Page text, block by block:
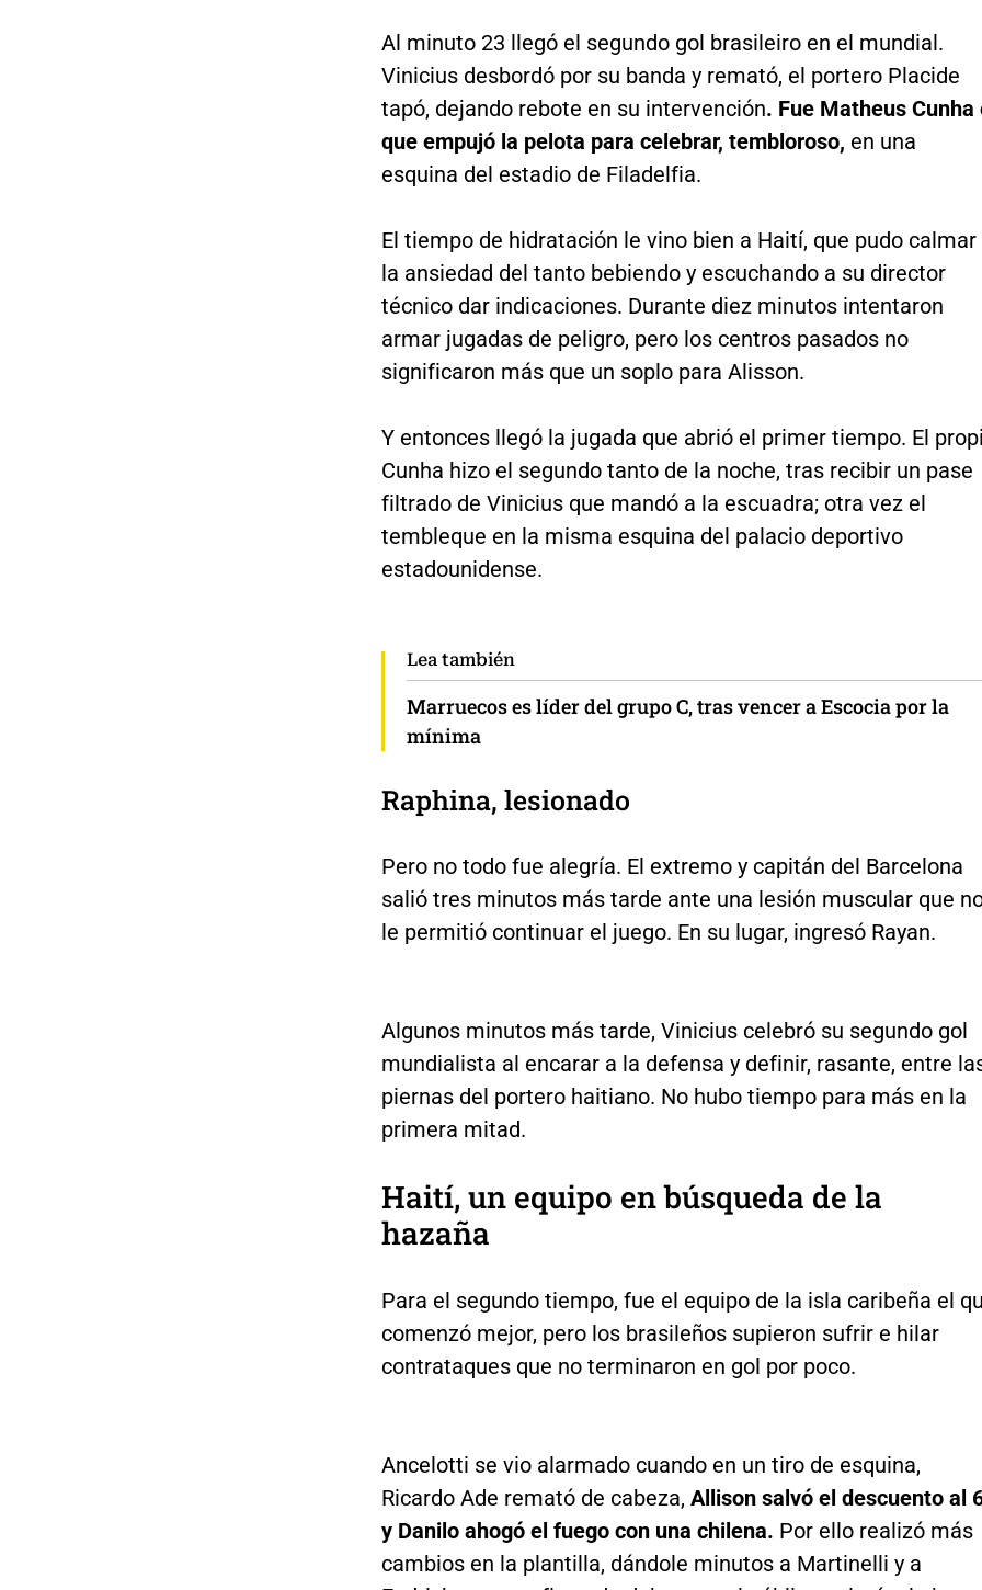
Al minuto 23 llegó el segundo gol brasileiro en el mundial.
Vinicius desbordó por su banda y remató, el portero Placide
tapó, dejando rebote en su intervención. Fue Matheus Cunha
que empujó la pelota para celebrar, tembloroso, en una
esquina del estadio de Filadelfia.
El tiempo de hidratación le vino bien a Haití, que pudo calmar
la ansiedad del tanto bebiendo y escuchando a su director
técnico dar indicaciones. Durante diez minutos intentaron
armar jugadas de peligro, pero los centros pasados no
significaron más que un soplo para Alisson.
Y entonces llegó la jugada que abrió el primer tiempo. El
Cunha hizo el segundo tanto de la noche, tras recibir un pase
filtrado de Vinicius que mandó a la escuadra; otra vez el
tembleque en la misma esquina del palacio deportivo
estadounidense.
Lea también
Marruecos es líder del grupo C, tras vencer a Escocia por la
mínima
Raphina, lesionado
Pero no todo fue alegría. El extremo y capitán del Barcelona
salió tres minutos más tarde ante una lesión muscular que
le permitió continuar el juego. En su lugar, ingresó Rayan.
Algunos minutos más tarde, Vinicius celebró su segundo gol
mundialista al encarar a la defensa y definir, rasante, entre
piernas del portero haitiano. No hubo tiempo para más en la
primera mitad.
Haití, un equipo en búsqueda de la
hazaña
Para el segundo tiempo, fue el equipo de la isla caribeña el
comenzó mejor, pero los brasileños supieron sufrir e hilar
contrataques que no terminaron en gol por poco.
Ancelotti se vio alarmado cuando en un tiro de esquina,
Ricardo Ade remató de cabeza, Allison salvó el descuento al
y Danilo ahogó el fuego con una chilena. Por ello realizó más
cambios en la plantilla, dándole minutos a Martinelli y a